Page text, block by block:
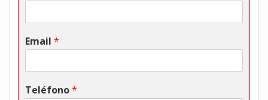
Email *
Teléfono*